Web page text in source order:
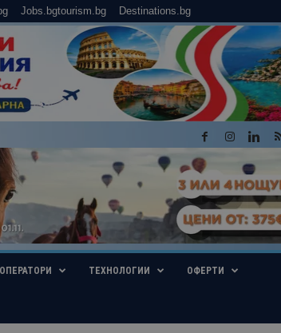
Jobs.bgtourism.bg Destinations.bg
ТЕХНОЛОГИИ ОФЕРТИ